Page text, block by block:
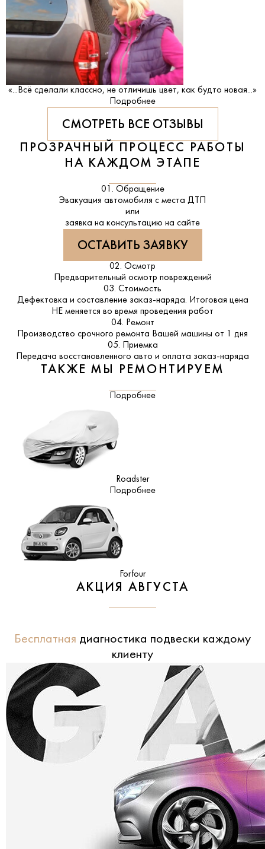
«...Всё сделали классно, не отличишь цвет, как будто новая...»
Подробнее
СМОТРЕТЬ ВСЕ ОТЗЫВЫ
ПРОЗРАЧНЫЙ ПРОЦЕСС РАБОТЫ
НА КАЖДОМ ЭТАПЕ
01. Обращение
Эвакуация автомобиля с места ДТП
или
заявка на консультацию на сайте
ОСТАВИТЬ ЗАЯВКУ
02. Осмотр
Предварительный осмотр повреждений
03. Стоимость
Дефектовка и составление заказ-наряда. Итоговая цена
НЕ меняется во время проведения работ
04. Ремонт
Производство срочного ремонта Вашей машины от 1 дня
05. Приемка
Передача восстановленного авто и оплата заказ-наряда
ТАКЖЕ МЫ РЕМОНТИРУЕМ
Подробнее
Roadster
Подробнее
Forfour
АКЦИЯ АВГУСТА
Бесплатная диагностика подвески каждому
клиенту